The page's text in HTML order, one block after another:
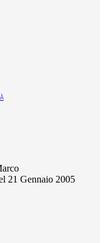
21 Gennaio 2005